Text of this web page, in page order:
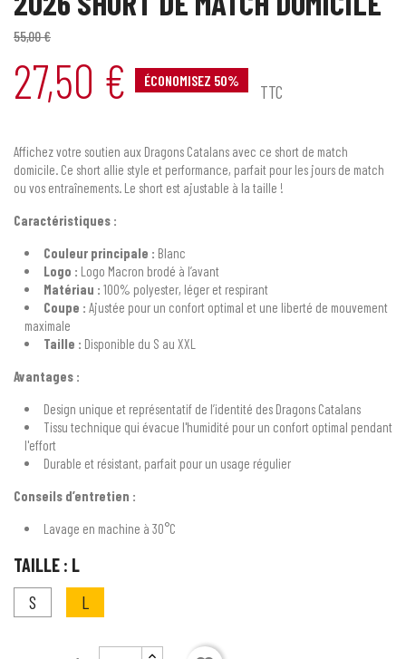
55,00 €
27,50 € ÉCONOMISEZ 50%
TTC
Affichez votre soutien aux Dragons Catalans avec ce short de match
domicile. Ce short allie style et performance, parfait pour les jours de match
ou vos entraînements. Le short est ajustable à la taille !
Caractéristiques :
Couleur principale : Blanc
Logo : Logo Macron brodé à l’avant
Matériau : 100% polyester, léger et respirant
Coupe : Ajustée pour un confort optimal et une liberté de mouvement
maximale
Taille : Disponible du S au XXL
Avantages :
Design unique et représentatif de l’identité des Dragons Catalans
Tissu technique qui évacue l'humidité pour un confort optimal pendant
l'effort
Durable et résistant, parfait pour un usage régulier
Conseils d’entretien :
Lavage en machine à 30°C
TAILLE : L
S
L